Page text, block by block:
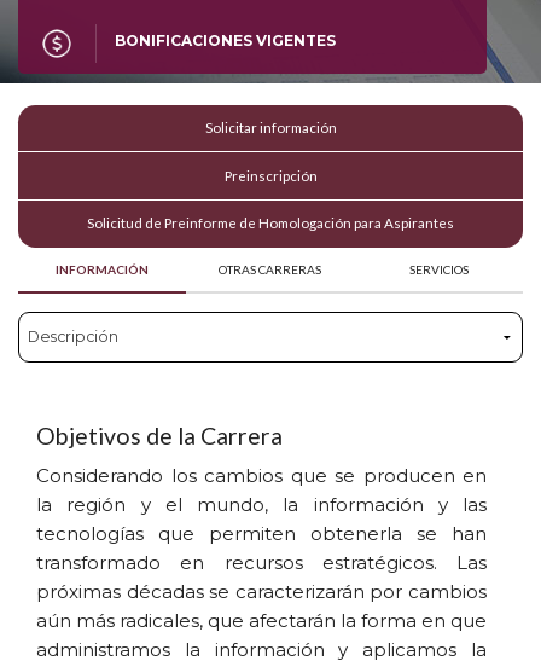
BONIFICACIONES VIGENTES
Solicitar información
Preinscripción
Solicitud de Preinforme de Homologación para Aspirantes
INFORMACIÓN OTRAS CARRERAS SERVICIOS
Objetivos de la Carrera
Considerando los cambios que se producen en
la región y el mundo, la información y las
tecnologías que permiten obtenerla se han
transformado en recursos estratégicos. Las
próximas décadas se caracterizarán por cambios
aún más radicales, que afectarán la forma en que
administramos la información y aplicamos la